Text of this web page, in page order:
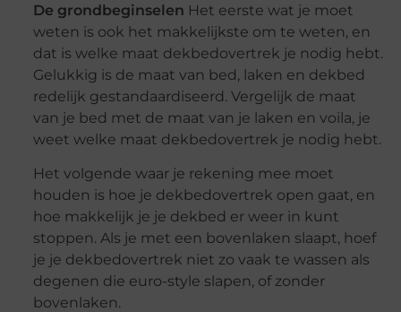
De grondbeginselen Het eerste wat je moet
weten is ook het makkelijkste om te weten, en
dat is welke maat dekbedovertrek je nodig hebt.
Gelukkig is de maat van bed, laken en dekbed
redelijk gestandaardiseerd. Vergelijk de maat
van je bed met de maat van je laken en voila, je
weet welke maat dekbedovertrek je nodig hebt.
Het volgende waar je rekening mee moet
houden is hoe je dekbedovertrek open gaat, en
hoe makkelijk je je dekbed er weer in kunt
stoppen. Als je met een bovenlaken slaapt, hoef
je je dekbedovertrek niet zo vaak te wassen als
degenen die euro-style slapen, of zonder
bovenlaken.